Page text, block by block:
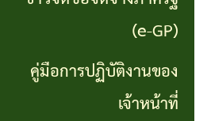
ท่อง
เที่ยว
(e-GP)
คู่มือการปฏิบัติงานของ
เจ้าหน้าที่